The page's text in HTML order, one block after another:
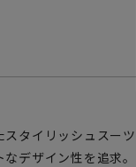
タイリッシュスー
デザイン性を追求